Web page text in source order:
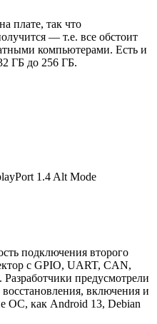
плате, так что
— т.е. все обстоит
компьютерами. Есть и
ГБ до 256 ГБ.
1.4 Alt Mode
подключения второго
с GPIO, UART, CAN,
предусмотрели
включения и
ОС, как Android 13, Debian